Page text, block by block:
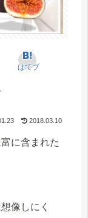
はてブ
2018.03.10
に含まれた
像しにく